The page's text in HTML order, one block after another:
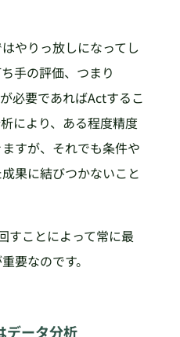
やりっ放しになってし
手の評価、つまり
必要であればActするこ
により、ある程度精度
すが、それでも条件や
果に結びつかないこと
すことによって常に最
要なのです。
データ分析